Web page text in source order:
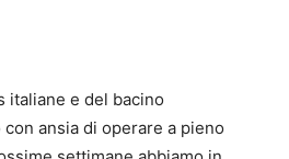
italiane e del bacino
ansia di operare a pieno